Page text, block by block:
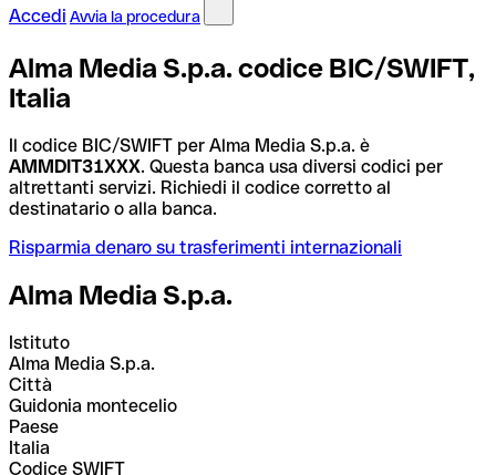
Accedi Avvia la procedura
Alma Media S.p.a. codice BIC/SWIFT,
Italia
Il codice BIC/SWIFT per Alma Media S.p.a. è
AMMDIT31XXX. Questa banca usa diversi codici per
altrettanti servizi. Richiedi il codice corretto al
destinatario o alla banca.
Risparmia denaro su trasferimenti internazionali
Alma Media S.p.a.
Istituto
Alma Media S.p.a.
Città
Guidonia montecelio
Paese
Italia
Codice SWIFT